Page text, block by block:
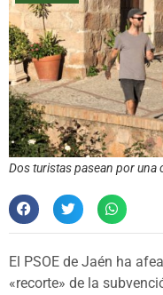
Dos turistas pasean por una
El PSOE de Jaén ha
«recorte» de la